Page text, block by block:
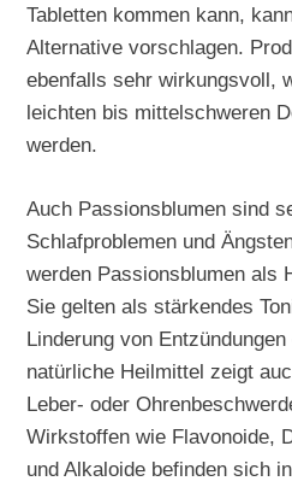
Tabletten kommen kann,
Alternative vorschlagen.
ebenfalls sehr wirkungsvoll,
leichten bis mittelschweren
werden.
Auch Passionsblumen sind
Schlafproblemen und
werden Passionsblumen als
Sie gelten als stärkendes
Linderung von
natürliche Heilmittel zeigt
Leber- oder
Wirkstoffen wie Flavonoide,
und Alkaloide befinden sich